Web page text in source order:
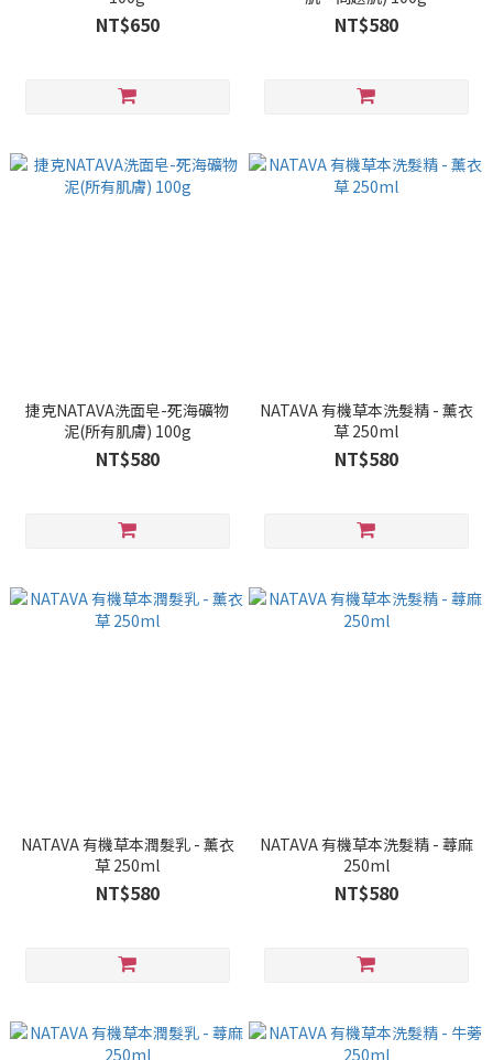
NT$650 NT$580
捷克NATAVA洗面皂-死海礦物
泥(所有肌膚) 100g
NT$580
NATAVA 有機草本洗髮精 - 薰衣
草 250ml
NT$580
NATAVA 有機草本潤髮乳 - 薰衣
草 250ml
NT$580
NATAVA 有機草本洗髮精 - 蕁麻
250ml
NT$580